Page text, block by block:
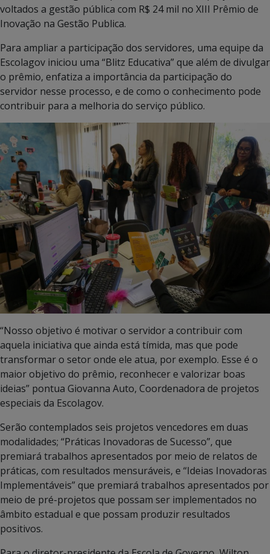
voltados a gestão pública com R$ 24 mil no XIII Prêmio de
Inovação na Gestão Publica.
Para ampliar a participação dos servidores, uma equipe da
Escolagov iniciou uma “Blitz Educativa” que além de divulgar
o prêmio, enfatiza a importância da participação do
servidor nesse processo, e de como o conhecimento pode
contribuir para a melhoria do serviço público.
“Nosso objetivo é motivar o servidor a contribuir com
aquela iniciativa que ainda está tímida, mas que pode
transformar o setor onde ele atua, por exemplo. Esse é o
maior objetivo do prêmio, reconhecer e valorizar boas
ideias” pontua Giovanna Auto, Coordenadora de projetos
especiais da Escolagov.
Serão contemplados seis projetos vencedores em duas
modalidades; “Práticas Inovadoras de Sucesso”, que
premiará trabalhos apresentados por meio de relatos de
práticas, com resultados mensuráveis, e “Ideias Inovadoras
Implementáveis” que premiará trabalhos apresentados por
meio de pré-projetos que possam ser implementados no
âmbito estadual e que possam produzir resultados
positivos.